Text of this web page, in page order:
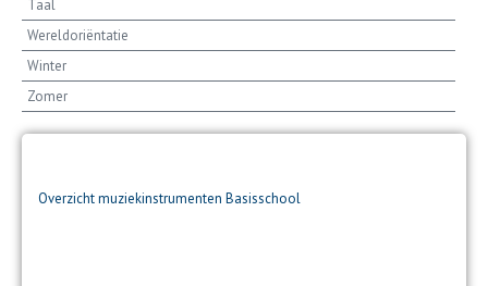
Taal
Wereldoriëntatie
Winter
Zomer
Overzicht muziekinstrumenten Basisschool